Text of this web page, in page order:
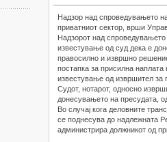
Надзор над спроведувањето
приватниот сектор, врши
Надзорот над
известување од суд дека е
правосилно и извршно
постапка за присилна наплата
известување од извршител
Судот, нотарот, односно
донесувањето на пресудата,
Во случај кога деловните
се поднесува до надлежната
администрира должникот од